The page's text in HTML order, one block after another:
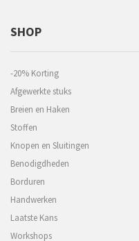
SHOP
-20% Korting
Afgewerkte stuks
Breien en Haken
Stoffen
Knopen en Sluitingen
Benodigdheden
Borduren
Handwerken
Laatste Kans
Workshops